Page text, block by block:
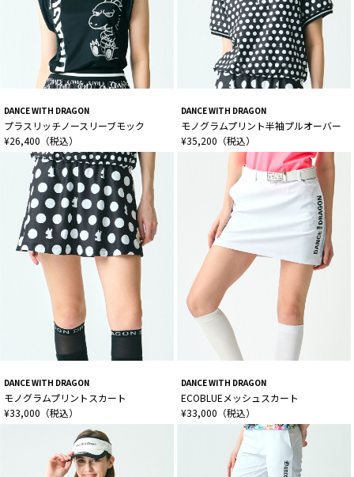
DANCE WITH DRAGON
プラスリッチノースリーブモック
¥26,400（税込）
DANCE WITH DRAGON
モノグラムプリント半袖プルオーバー
¥35,200（税込）
DANCE WITH DRAGON
モノグラムプリントスカート
¥33,000（税込）
DANCE WITH DRAGON
ECOBLUEメッシュスカート
¥33,000（税込）